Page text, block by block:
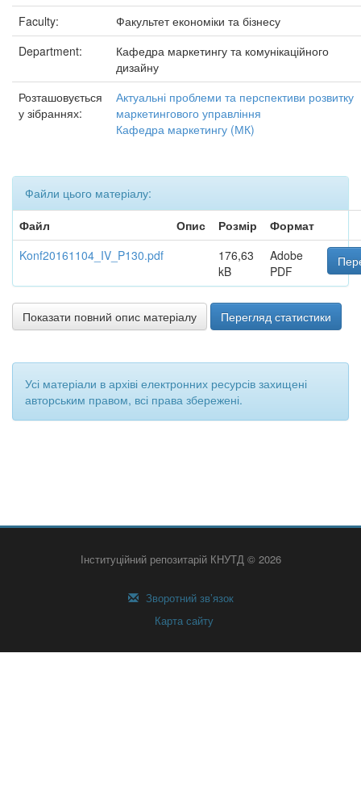
Faculty:
Факультет економіки та бізнесу
Department:
Кафедра маркетингу та комунікаційного
дизайну
Розташовується
у зібраннях:
Актуальні проблеми та перспективи розвитку
маркетингового управління
Кафедра маркетингу (МК)
Файли цього матеріалу:
Файл
Опис Розмір
Формат
Konf20161104_IV_P130.pdf
176,63
kB
Adobe
PDF
Показати повний опис матеріалу Перегляд статистики
Усі матеріали в архіві електронних ресурсів захищені
авторським правом, всі права збережені.
Інституційний репозитарій КНУТД © 2026
Зворотний зв’язок
Карта сайту